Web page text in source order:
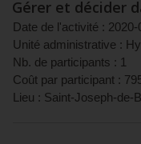
Gérer et décider
Date de l'activité : 2020-
Unité administrative :
Nb. de participants : 1
Coût par participant :
Lieu : Saint-Joseph-de-